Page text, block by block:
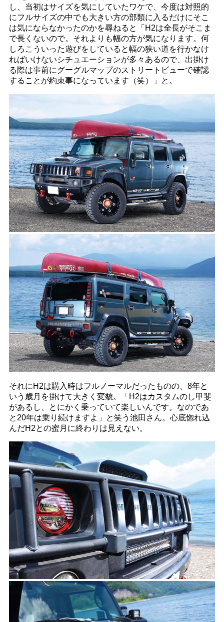
し、当初はサイズを気にしていたワケで、今度は対照的
にフルサイズの中でも大きい方の部類に入るだけにそこ
は気にならなかったのかを尋ねると「H2は全長がそこま
で長くないので。それよりも幅の方が気になります。何
しろこういった遊びをしていると幅の狭い道を行かなけ
ればいけないシチュエーションが多々あるので、出掛け
る際は事前にグーグルマップのストリートビューで確認
することが約束事になっています（笑）」と。
それにH2は購入時はフルノーマルだったものの、8年と
いう歳月を掛けて大きく変貌。「H2はカスタムのし甲斐
があるし、とにかく乗っていて楽しいんです。なのであ
と20年は乗り続けますよ」と笑う池田さん。心底惚れ込
んだH2との蜜月に終わりは見えない。